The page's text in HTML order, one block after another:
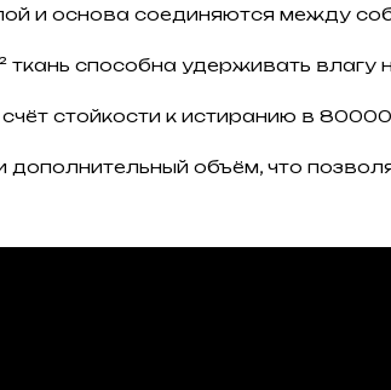
и основа соединяются между
способна удерживать влагу
стойкости к истиранию в
объём, что